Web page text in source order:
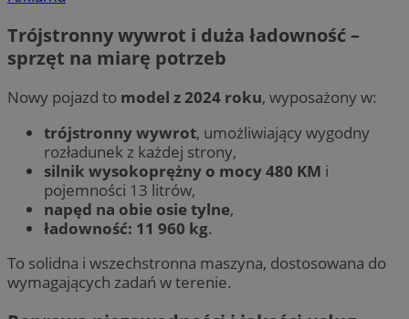
Trójstronny wywrot i duża ładowność –
sprzęt na miarę potrzeb
Nowy pojazd to model z 2024 roku, wyposażony w:
trójstronny wywrot, umożliwiający wygodny
rozładunek z każdej strony,
silnik wysokoprężny o mocy 480 KM i
pojemności 13 litrów,
napęd na obie osie tylne,
ładowność: 11 960 kg.
To solidna i wszechstronna maszyna, dostosowana do
wymagających zadań w terenie.